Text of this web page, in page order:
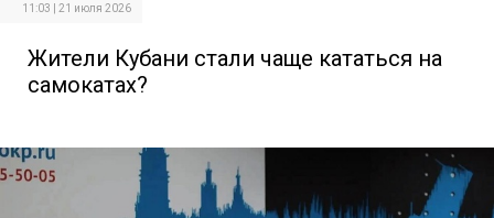
11:03 | 21 июля 2026
Жители Кубани стали чаще кататься на
самокатах?